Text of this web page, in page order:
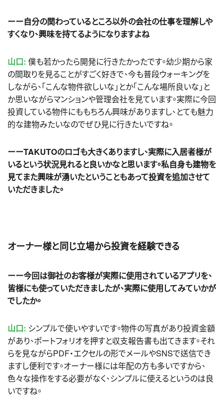
ーー自分の関わっているところ以外の会社の仕事を理解しや
すくなり、興味を持てるようになりますよね
山口: 僕も若かったら開発に行きたかったです。幼少期から家
の間取りを見ることがすごく好きで、今も普段ウォーキングを
しながら、「こんな物件欲しいな」とか「こんな場所良いな」と
か思いながらマンションや管理会社を見ています。実際に今回
投資している物件にももちろん興味がありますし、とても魅力
的な建物みたいなのでぜひ見に行きたいですね。
ーーTAKUTOのロゴも大きくありますし、実際に入居者様が
いるという状況見れると良いかなと思います。私自身も建物を
見てまた興味が湧いたということもあって投資を追加させて
いただきました。
オーナー様と同じ立場から投資を経験できる
ーー今回は御社のお客様が実際に使用されているアプリを、
皆様にも使っていただきましたが、実際に使用してみていかが
でしたか。
山口: シンプルで使いやすいです。物件の写真があり投資金額
があり、ポートフォリオを押すと収支報告書も出てきます。それ
らを見ながらPDF・エクセルの形でメールやSNSで送信でき
ますし便利です。オーナー様には年配の方も多いですから、
色々な操作をする必要がなく、シンプルに使えるというのは良
いですね。